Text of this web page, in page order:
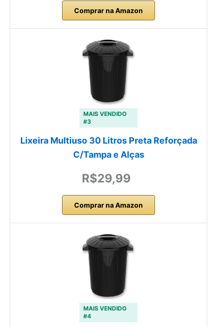
Comprar na Amazon
MAIS VENDIDO
#3
Lixeira Multiuso 30 Litros Preta Reforçada
C/Tampa e Alças
R$29,99
Comprar na Amazon
MAIS VENDIDO
#4